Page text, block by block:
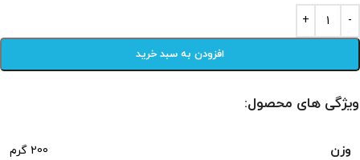
افزودن به سبد خرید
ویژگی های محصول:
وزن 200 گرم